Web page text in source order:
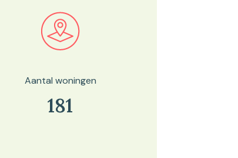
Bekijk in onze kaartviewer
Aantal woningen
181